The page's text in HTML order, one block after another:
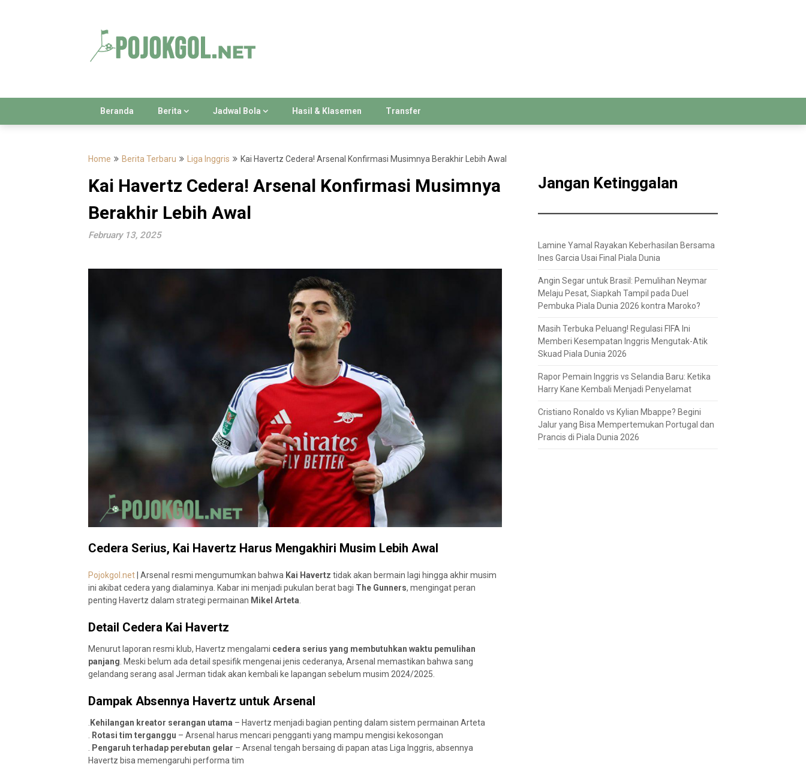
Beranda Berita Jadwal Bola Hasil & Klasemen Transfer
Home Berita Terbaru Liga Inggris Kai Havertz Cedera! Arsenal Konfirmasi Musimnya Berakhir Lebih Awal
Kai Havertz Cedera! Arsenal Konfirmasi Musimnya
Berakhir Lebih Awal
February 13, 2025
Cedera Serius, Kai Havertz Harus Mengakhiri Musim Lebih Awal
Pojokgol.net | Arsenal resmi mengumumkan bahwa Kai Havertz tidak akan bermain lagi hingga akhir musim
ini akibat cedera yang dialaminya. Kabar ini menjadi pukulan berat bagi The Gunners, mengingat peran
penting Havertz dalam strategi permainan Mikel Arteta.
Detail Cedera Kai Havertz
Menurut laporan resmi klub, Havertz mengalami cedera serius yang membutuhkan waktu pemulihan
panjang. Meski belum ada detail spesifik mengenai jenis cederanya, Arsenal memastikan bahwa sang
gelandang serang asal Jerman tidak akan kembali ke lapangan sebelum musim 2024/2025.
Dampak Absennya Havertz untuk Arsenal
. Kehilangan kreator serangan utama – Havertz menjadi bagian penting dalam sistem permainan Arteta
. Rotasi tim terganggu – Arsenal harus mencari pengganti yang mampu mengisi kekosongan
. Pengaruh terhadap perebutan gelar – Arsenal tengah bersaing di papan atas Liga Inggris, absennya
Havertz bisa memengaruhi performa tim
Jangan Ketinggalan
Lamine Yamal Rayakan Keberhasilan Bersama
Ines Garcia Usai Final Piala Dunia
Angin Segar untuk Brasil: Pemulihan Neymar
Melaju Pesat, Siapkah Tampil pada Duel
Pembuka Piala Dunia 2026 kontra Maroko?
Masih Terbuka Peluang! Regulasi FIFA Ini
Memberi Kesempatan Inggris Mengutak-Atik
Skuad Piala Dunia 2026
Rapor Pemain Inggris vs Selandia Baru: Ketika
Harry Kane Kembali Menjadi Penyelamat
Cristiano Ronaldo vs Kylian Mbappe? Begini
Jalur yang Bisa Mempertemukan Portugal dan
Prancis di Piala Dunia 2026